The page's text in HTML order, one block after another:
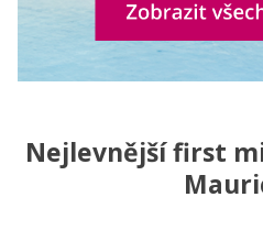
Nejlevnější first